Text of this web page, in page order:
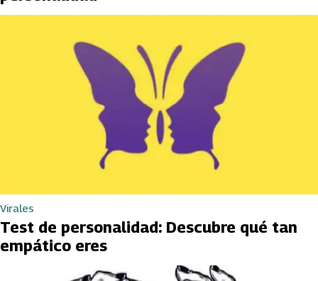
Virales
Test de personalidad: Descubre qué tan
empático eres